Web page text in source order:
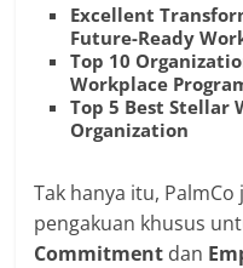
Excellent
Future-Ready
Top 10
Workplace
Top 5 Best Stellar
Organization
Tak hanya itu,
pengakuan khusus
Commitment dan